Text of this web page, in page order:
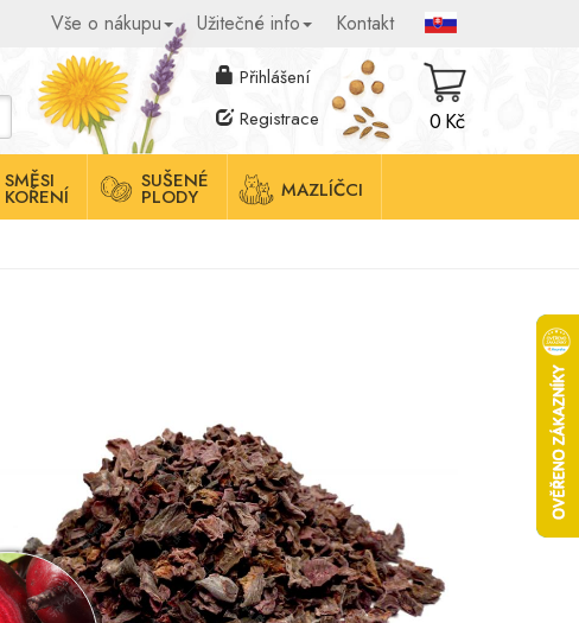
Vše o nákupu Užitečné info Kontakt
Přihlášení
Registrace
0 Kč
SMĚSI
KOŘENÍ
SUŠENÉ
PLODY MAZLÍČCI